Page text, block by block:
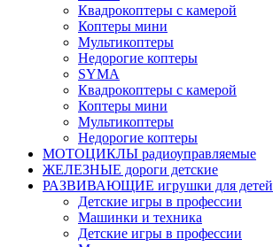
Квадрокоптеры с камерой
Коптеры мини
Мультикоптеры
Недорогие коптеры
SYMA
Квадрокоптеры с камерой
Коптеры мини
Мультикоптеры
Недорогие коптеры
МОТОЦИКЛЫ радиоуправляемые
ЖЕЛЕЗНЫЕ дороги детские
РАЗВИВАЮЩИЕ игрушки для детей
Детские игры в профессии
Машинки и техника
Детские игры в профессии